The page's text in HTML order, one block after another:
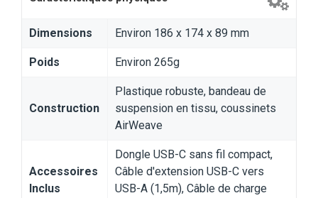
Dimensions Environ 186 x 174 x 89 mm
Poids Environ 265g
Construction
Plastique robuste, bandeau de
suspension en tissu, coussinets
AirWeave
Accessoires
Inclus
Dongle USB-C sans fil compact,
Câble d'extension USB-C vers
USB-A (1,5m), Câble de charge